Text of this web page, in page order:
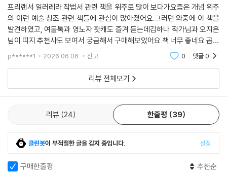
위대한 예술을 창조하기 위해, 위대한 작가나 음악가 미술가 예술가가 되
기 위해 이 책을 성전처럼 떠받들 필요는 없다. 루빈의 충고를 기억하자.
“이 책에 담긴 내용 가운데 사실로 증명된 것은 하나도 없다. 전부 내가 알
아차리고 사색한 것들뿐이다. 그렇기에 공감할 수 있는 생각도 있고 그렇
지 않은 생각도 있을 것이다. 도움이 될 만한 것들은 이용하고 나머지는 흘
려보내라.” 나에게 맞는 방식으로 나만의 예술을 자유롭게 창조하자.
프리랜서 일러레라 작법서 관련 책을 위주로 많이 보다가요즘은 개념 위주
의 이런 예술 창조 관련 책들에 관심이 많아졌어요.그러던 와중에 이 책을
발견하였고, 여둘톡과 영노자 팟캐도 즐겨 듣는데김하나 작가님과 오지은
님이 띠지 추천사도 보여서 궁금해서 구매해보았어요.책 너무 좋네요 곱씹
러볼 내용도 많고 굿
p******1 2026.06.06. 신고 0 댓글0
리뷰 전체보기
리뷰 24 한줄평 39
클린봇이 부적절한 글을 감지 중입니다. 설정
구매한줄평 추천순